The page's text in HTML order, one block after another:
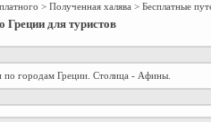
> Полученная халява > Бесплатные
для туристов
по городам Греции. Столица - Афины.